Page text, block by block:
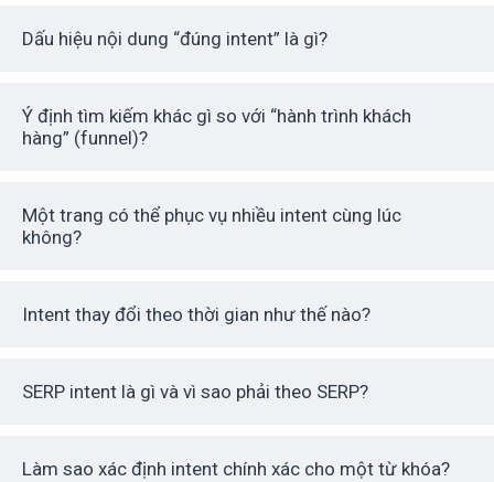
Dấu hiệu nội dung “đúng intent” là gì?
Ý định tìm kiếm khác gì so với “hành trình khách
hàng” (funnel)?
Một trang có thể phục vụ nhiều intent cùng lúc
không?
Intent thay đổi theo thời gian như thế nào?
SERP intent là gì và vì sao phải theo SERP?
Làm sao xác định intent chính xác cho một từ khóa?